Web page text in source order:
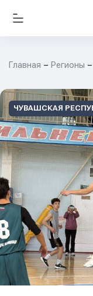
Главная Регионы
ЧУВАШСКАЯ